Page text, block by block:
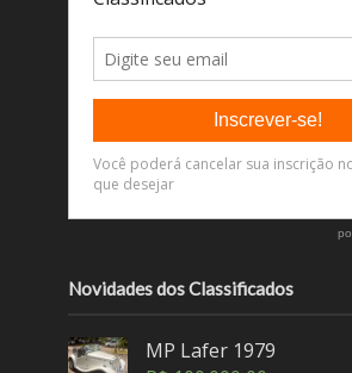
Novidades dos Classificados
MP Lafer 1979